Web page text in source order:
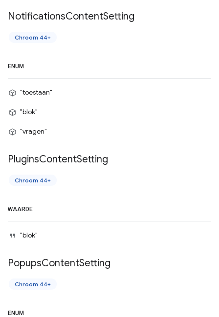
NotificationsContentSetting
Chroom 44+
ENUM
"toestaan"
"blok"
"vragen"
PluginsContentSetting
Chroom 44+
WAARDE
"blok"
PopupsContentSetting
Chroom 44+
ENUM